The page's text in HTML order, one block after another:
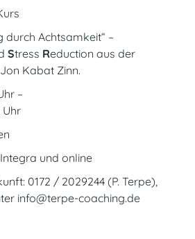
durch Achtsamkeit“ –
Stress Reduction aus der
Kabat Zinn.
–
Uhr
und online
0172 / 2029244 (P. Terpe),
info@terpe-coaching.de